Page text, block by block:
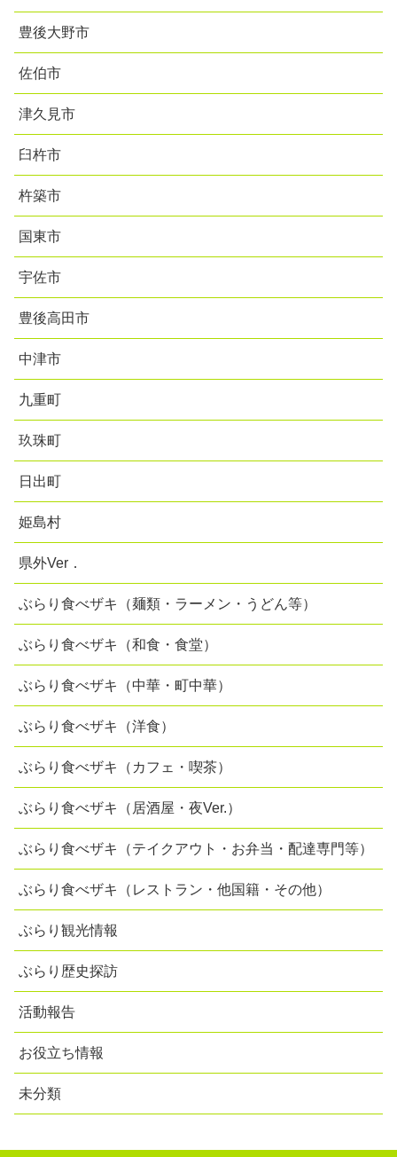
豊後大野市
佐伯市
津久見市
臼杵市
杵築市
国東市
宇佐市
豊後高田市
中津市
九重町
玖珠町
日出町
姫島村
県外Ver．
ぶらり食べザキ（麺類・ラーメン・うどん等）
ぶらり食べザキ（和食・食堂）
ぶらり食べザキ（中華・町中華）
ぶらり食べザキ（洋食）
ぶらり食べザキ（カフェ・喫茶）
ぶらり食べザキ（居酒屋・夜Ver.）
ぶらり食べザキ（テイクアウト・お弁当・配達専門等）
ぶらり食べザキ（レストラン・他国籍・その他）
ぶらり観光情報
ぶらり歴史探訪
活動報告
お役立ち情報
未分類